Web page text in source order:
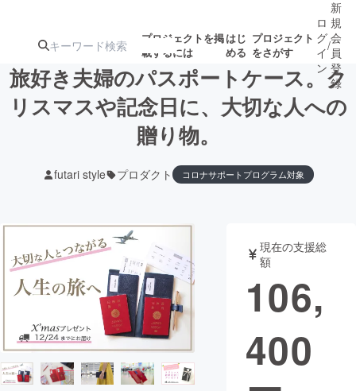
プロジェクトを掲
載するには
はじ
める
プロジェクト
をさがす
注目の新着プロ募集終了が近いプ
テクノロジー・ガジェット ゲーム・サ
映像・映画 書籍・雑誌
ビジネス・起業 チャレンジ
まちづくり・地域活性化
ロ
グ
イ
ン
/
新
規
会
員
登
録
旅好き夫婦のパスポートケース。ク
リスマスや記念日に、大切な人への
贈り物。
futari style プロダクト コロナサポートプログラム対象
現在の支援総
額
106,
400